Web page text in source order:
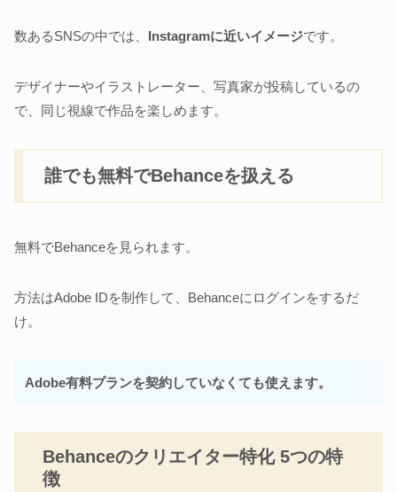
数あるSNSの中では、 Instagramに近いイメージです。
デザイナーやイラストレーター、写真家が投稿しているの
で、同じ視線で作品を楽しめます。
誰でも無料でBehanceを扱える
無料でBehanceを見られます。
方法はAdobe IDを制作して、Behanceにログインをするだ
け。
Adobe有料プランを契約していなくても使えます。
Behanceのクリエイター特化 5つの特
徴